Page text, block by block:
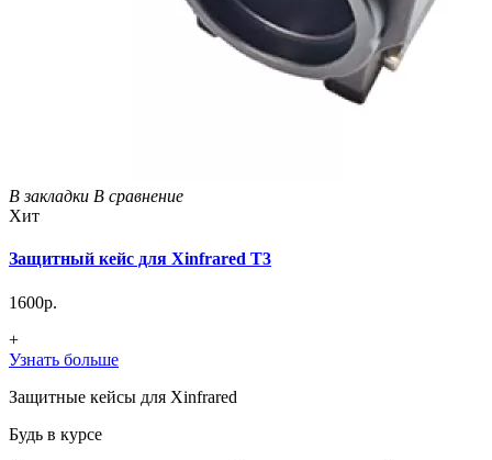
В закладки В сравнение
Хит
Защитный кейс для Xinfrared T3
1600р.
+
Узнать больше
Защитные кейсы для Xinfrared
Будь в курсе